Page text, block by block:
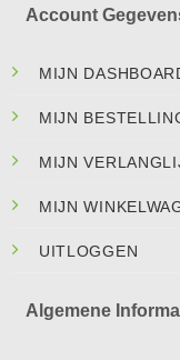
Account
MIJN
MIJN
MIJN
MIJN
UITLOGGEN
Algemene